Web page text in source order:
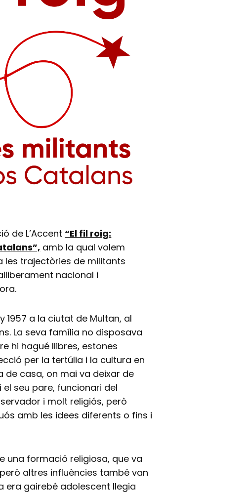
de L’Accent“El fil roig:
amb la qual volem
les trajectòries de militants
nacional i
1957 a la ciutat de Multan, al
La seva família no disposava
hi hagué llibres, estones
per la tertúlia i la cultura en
de casa, on mai va deixar de
seu pare, funcionari del
i molt religiós, però
amb les idees diferents o fins i
una formació religiosa, que va
altres influències també van
era gairebé adolescent llegia